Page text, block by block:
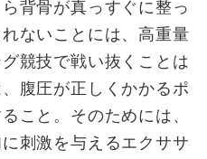
背骨が真っすぐに整っ
ないことには、高重量
競技で戦い抜くことは
腹圧が正しくかかるポ
こと。そのためには、
刺激を与えるエクササ